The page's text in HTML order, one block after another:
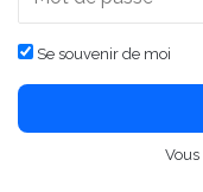
Se souvenir de moi